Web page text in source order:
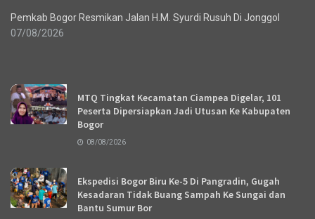
Pemkab Bogor Resmikan Jalan H.M. Syurdi Rusuh Di Jonggol
07/08/2026
MTQ Tingkat Kecamatan Ciampea Digelar, 101
Peserta Dipersiapkan Jadi Utusan Ke Kabupaten
Bogor
08/08/2026
Ekspedisi Bogor Biru Ke-5 Di Pangradin, Gugah
Kesadaran Tidak Buang Sampah Ke Sungai dan
Bantu Sumur Bor